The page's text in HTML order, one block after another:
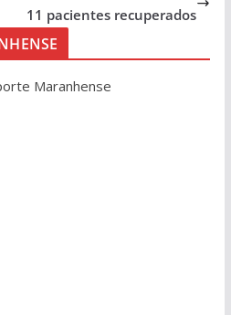
11 pacientes recuperados
Maranhense